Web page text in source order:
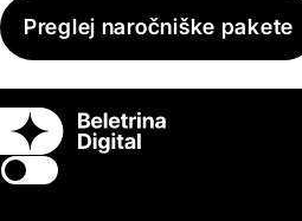
Preglej naročniške pakete
Switch theme